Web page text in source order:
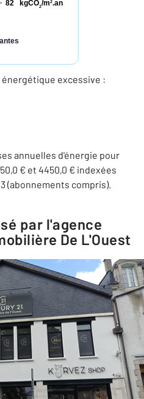
kgCO2/m2.an
82
excessive :
annuelles d'énergie pour
€ et 4450,0 € indexées
(abonnements compris).
par l'agence
De L'Ouest